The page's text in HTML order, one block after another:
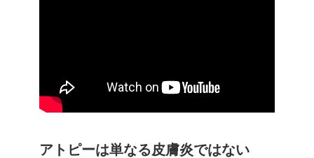
アトピーは単なる皮膚炎ではない